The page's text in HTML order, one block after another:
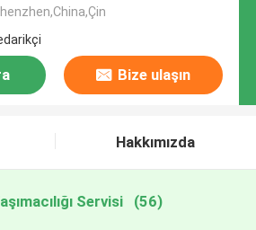
Bize ulaşın
Hakkımızda
Servisi (56)